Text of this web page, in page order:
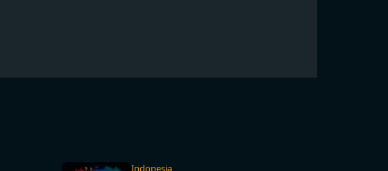
Indonesia